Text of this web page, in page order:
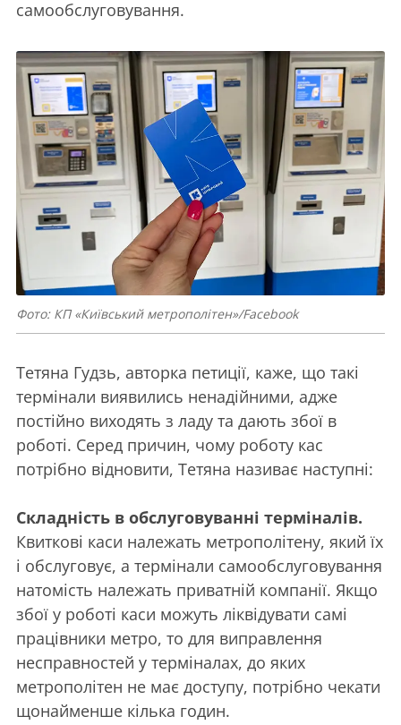
самообслуговування.
Фото: КП «Київський метрополітен»/Facebook
Тетяна Гудзь, авторка петиції, каже, що такі
термінали виявились ненадійними, адже
постійно виходять з ладу та дають збої в
роботі. Серед причин, чому роботу кас
потрібно відновити, Тетяна називає наступні:
Складність в обслуговуванні терміналів.
Квиткові каси належать метрополітену, який їх
і обслуговує, а термінали самообслуговування
натомість належать приватній компанії. Якщо
збої у роботі каси можуть ліквідувати самі
працівники метро, то для виправлення
несправностей у терміналах, до яких
метрополітен не має доступу, потрібно чекати
щонайменше кілька годин.